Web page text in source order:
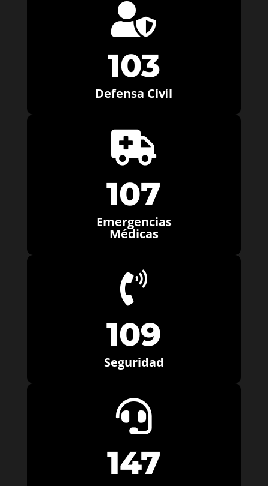

103
Defensa Civil

107
Emergencias
Médicas

109
Seguridad

147